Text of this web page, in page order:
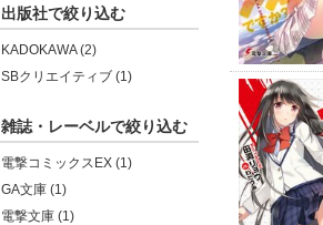
出版社で絞り込む
KADOKAWA (2)
SBクリエイティブ (1)
雑誌・レーベルで絞り込む
電撃コミックスEX (1)
GA文庫 (1)
電撃文庫 (1)